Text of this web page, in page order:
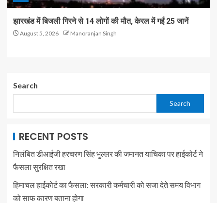
झारखंड में बिजली गिरने से 14 लोगों की मौत, केरल में गईं 25 जानें
August 5, 2026 Manoranjan Singh
Search
Search
RECENT POSTS
निलंबित डीआईजी हरचरण सिंह भुल्लर की जमानत याचिका पर हाईकोर्ट ने
फैसला सुरक्षित रखा
हिमाचल हाईकोर्ट का फैसला: सरकारी कर्मचारी को सजा देते समय विभाग
को साफ कारण बताना होगा